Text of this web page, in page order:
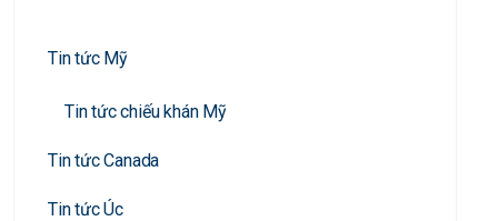
Tin tức Mỹ
Tin tức chiếu khán Mỹ
Tin tức Canada
Tin tức Úc